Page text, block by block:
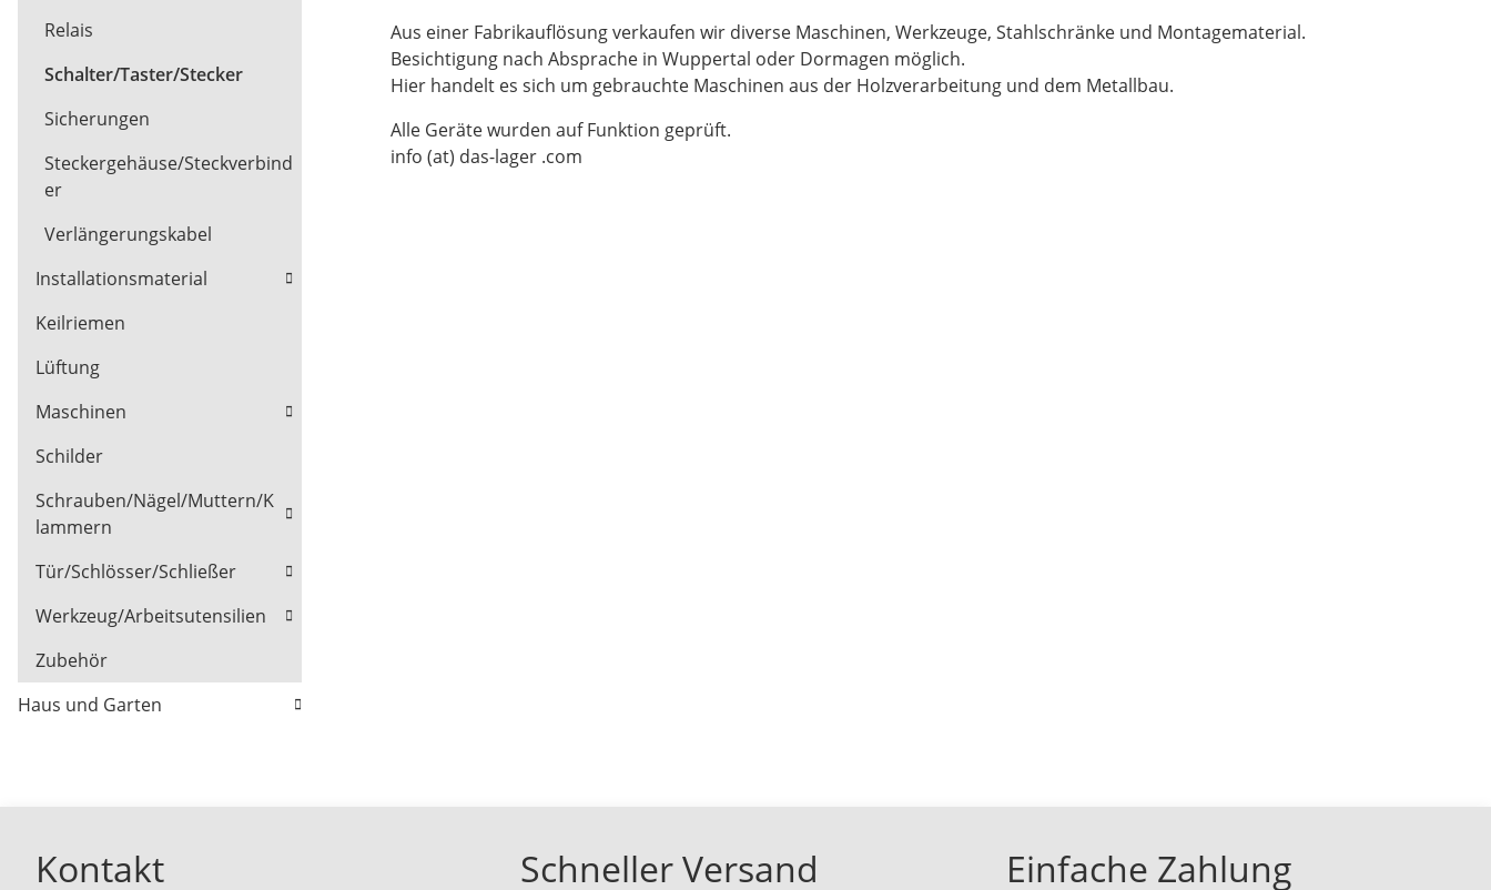
Aus einer Fabrikauflösung verkaufen wir diverse Maschinen, Werkzeuge, Stahlschränke und Montagematerial.
Besichtigung nach Absprache in Wuppertal oder Dormagen möglich.
Hier handelt es sich um gebrauchte Maschinen aus der Holzverarbeitung und dem Metallbau.
Alle Geräte wurden auf Funktion geprüft.
info (at) das-lager .com
Relais
Schalter/Taster/Stecker
Sicherungen
Steckergehäuse/Steckverbind
er
Verlängerungskabel
Installationsmaterial
Keilriemen
Lüftung
Maschinen
Schilder
Schrauben/Nägel/Muttern/K
lammern
Tür/Schlösser/Schließer
Werkzeug/Arbeitsutensilien
Zubehör
Haus und Garten
Kontakt Schneller Versand Einfache Zahlung